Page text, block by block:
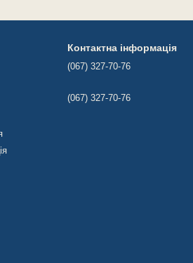
Контактна інформація
(067) 327-70-76
(067) 327-70-76